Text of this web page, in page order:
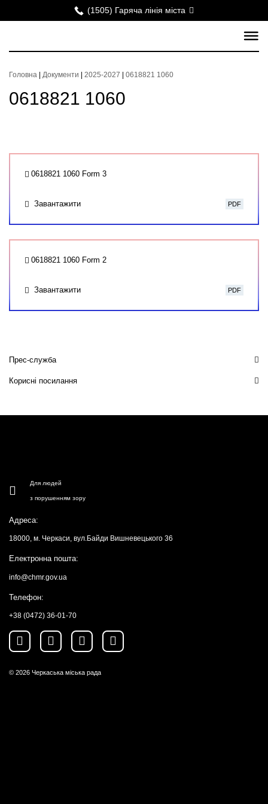
(1505) Гаряча лінія міста
Головна Документи 2025-2027 0618821 1060
0618821 1060
0618821 1060 Form 3
Завантажити PDF
0618821 1060 Form 2
Завантажити PDF
Прес-служба
Корисні посилання
Для людей
з порушенням зору
Адреса:
18000, м. Черкаси, вул.Байди Вишневецького 36
Електронна пошта:
info@chmr.gov.ua
Телефон:
+38 (0472) 36-01-70
© 2026 Черкаська міська рада